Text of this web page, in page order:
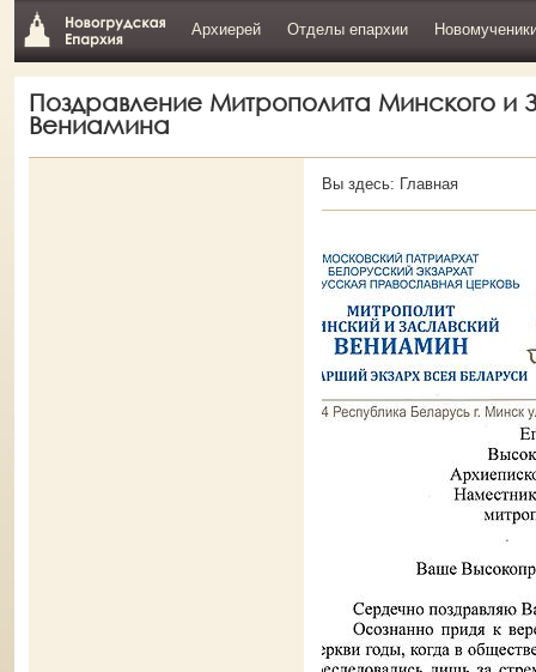
Архиерей Отделы епархии
Поздравление Митрополита Минского и
Вениамина
Вы здесь: Главная